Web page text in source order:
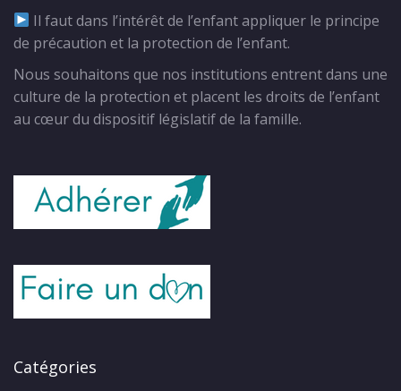
Il faut dans l’intérêt de l’enfant appliquer le principe
de précaution et la protection de l’enfant.
Nous souhaitons que nos institutions entrent dans une
culture de la protection et placent les droits de l’enfant
au cœur du dispositif législatif de la famille.
Catégories